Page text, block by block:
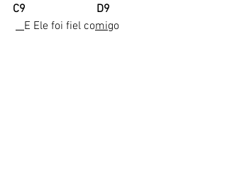
C9                         D9
E Ele foi fiel comigo